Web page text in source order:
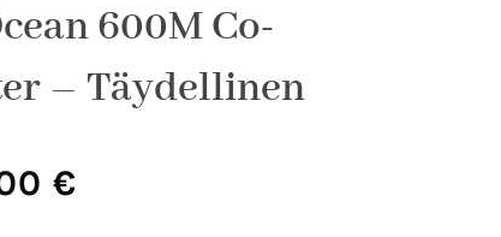
600M Co-
– Täydellinen
€